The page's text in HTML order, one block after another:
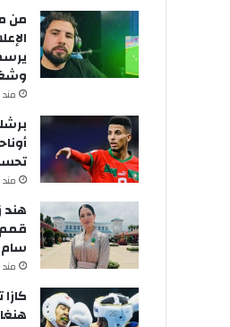
من
مند 4 أيام
مند 4 أيام
سام